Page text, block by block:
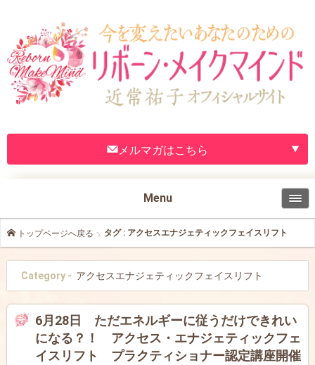
メルマガはこちら
Menu
トップページへ戻る タグ : アクセスエナジェティックフェイスリフト
Category - アクセスエナジェティックフェイスリフト
6月28日 ただエネルギーに従うだけできれい
になる？！ アクセス・エナジェティックフェ
イスリフト プラクティショナー認定講座開催